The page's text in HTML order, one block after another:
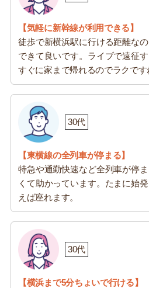
【気軽に新幹線が利用できる】
徒歩で新横浜駅に行ける距離な
できて良いです。ライブで遠征
すぐに家まで帰れるのでラクです
30代
【東横線の全列車が停まる】
特急や通勤快速など全列車が停
くて助かっています。たまに始
えば座れます。
30代
【横浜まで5分ちょいで行ける】